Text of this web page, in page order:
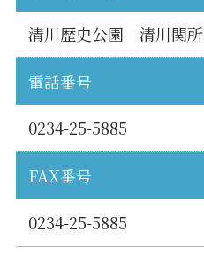
清川歴史公園 清川関所
電話番号
0234-25-5885
FAX番号
0234-25-5885